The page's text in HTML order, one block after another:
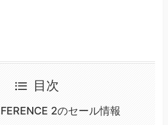
目次
2のセール情報